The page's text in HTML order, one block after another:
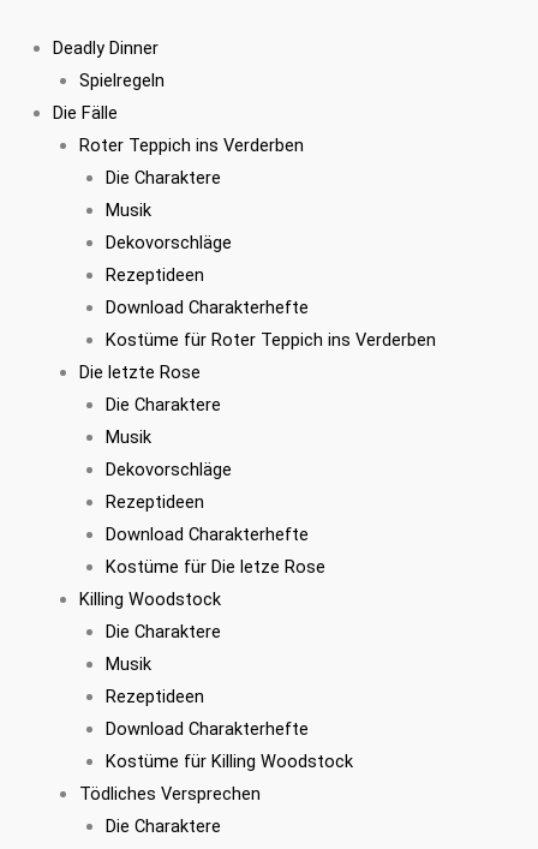
Inhalt
springen
Deadly Dinner
Spielregeln
Die Fälle
Roter Teppich ins Verderben
Die Charaktere
Musik
Dekovorschläge
Rezeptideen
Download Charakterhefte
Kostüme für Roter Teppich ins Verderben
Die letzte Rose
Die Charaktere
Musik
Dekovorschläge
Rezeptideen
Download Charakterhefte
Kostüme für Die letze Rose
Killing Woodstock
Die Charaktere
Musik
Rezeptideen
Download Charakterhefte
Kostüme für Killing Woodstock
Tödliches Versprechen
Die Charaktere